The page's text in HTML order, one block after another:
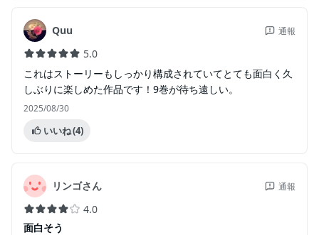
Quu 通報
5.0
これはストーリーもしっかり構成されていてとても面白く久
しぶりに楽しめた作品です！9巻が待ち遠しい。
2025/08/30
いいね(4)
リンゴさん 通報
4.0
面白そう